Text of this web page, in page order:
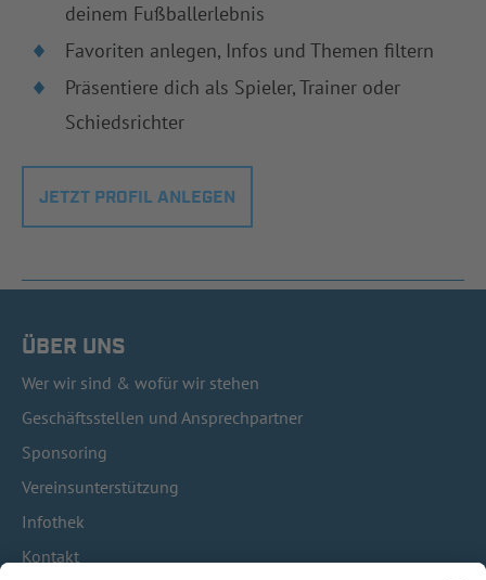
deinem Fußballerlebnis
Favoriten anlegen, Infos und Themen filtern
Präsentiere dich als Spieler, Trainer oder
Schiedsrichter
JETZT PROFIL ANLEGEN
ÜBER UNS
Wer wir sind & wofür wir stehen
Geschäftsstellen und Ansprechpartner
Sponsoring
Vereinsunterstützung
Infothek
Kontakt